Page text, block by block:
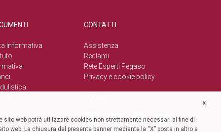
Informativa
CONTATTI
Assistenza
Reclami
Rete Esperti Pegaso
Privacy e cookie policy
X
sito web potrà utilizzare cookies non strettamente necessari al fine di
web. La chiusura del presente banner mediante la “X” posta in altro a